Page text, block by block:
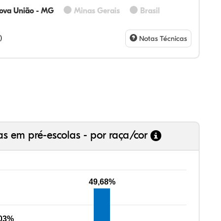
União - MG Minas Gerais Brasil
Notas Técnicas
em pré-escolas - por raça/cor
49,68%